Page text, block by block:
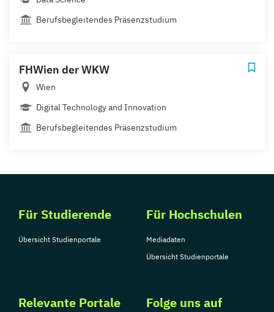
Berufsbegleitendes Präsenzstudium
FHWien der WKW
Wien
Digital Technology and Innovation
Berufsbegleitendes Präsenzstudium
Für Studierende
Übersicht Studienportale
Für Hochschulen
Mediadaten
Übersicht Studienportale
Relevante Portale Folge uns auf